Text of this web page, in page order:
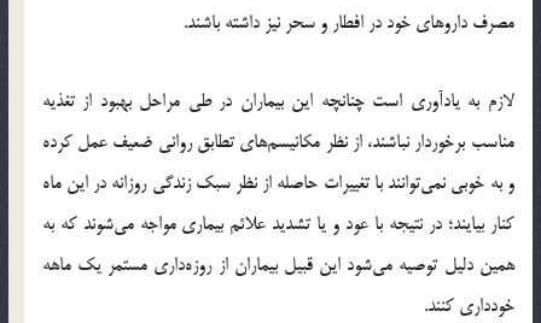
مصرف داروهای خود در افطار و سحر نیز داشته باشند.
لازم به یادآوری است چنانچه این بیماران در طی مراحل بهبود از تغذیه
مناسب برخوردار نباشند، از نظر مکانیسم‌های تطابق روانی ضعیف عمل کرده
و به خوبی نمی‌توانند با تغییرات حاصله از نظر سبک زندگی روزانه در این ماه
کنار بیایند؛ در نتیجه با عود و یا تشدید علائم بیماری مواجه می‌شوند که به
همین دلیل توصیه می‌شود این قبیل بیماران از روزه‌داری مستمر یک ماهه
خودداری کنند.